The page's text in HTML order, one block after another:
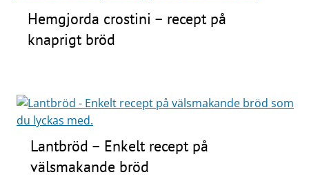
Hemgjorda crostini – recept på
knaprigt bröd
Lantbröd – Enkelt recept på
välsmakande bröd